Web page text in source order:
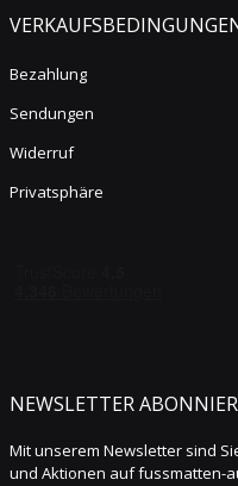
Bezahlung
Sendungen
Widerruf
Privatsphäre
NEWSLETTER
Mit unserem Newsletter sind
und Aktionen auf fussmatten-